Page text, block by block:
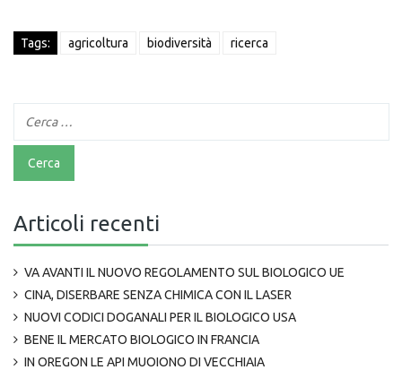
Tags: agricoltura biodiversità ricerca
Articoli recenti
VA AVANTI IL NUOVO REGOLAMENTO SUL BIOLOGICO UE
CINA, DISERBARE SENZA CHIMICA CON IL LASER
NUOVI CODICI DOGANALI PER IL BIOLOGICO USA
BENE IL MERCATO BIOLOGICO IN FRANCIA
IN OREGON LE API MUOIONO DI VECCHIAIA